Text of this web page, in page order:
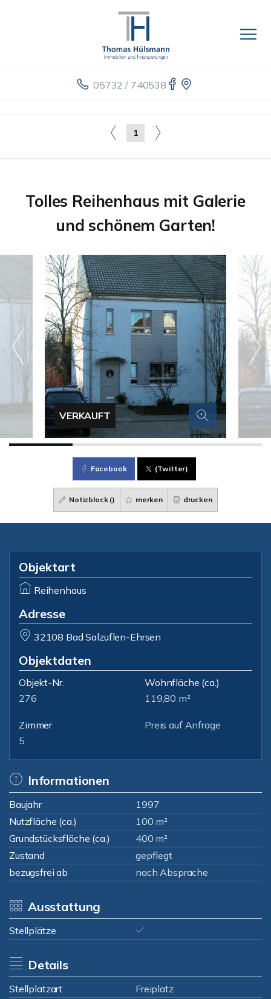
05732 / 740538
1
Tolles Reihenhaus mit Galerie
und schönem Garten!
VERKAUFT
Facebook (Twitter)
Notizblock () merken drucken
Objektart
Reihenhaus
Adresse
32108 Bad Salzuflen-Ehrsen
Objektdaten
Objekt-Nr.
276
Wohnfläche (ca.)
119,80 m²
Zimmer
5
Preis auf Anfrage
Informationen
Baujahr
1997
Nutzfläche (ca.)
100 m²
Grundstücksfläche (ca.)
400 m²
Zustand
gepflegt
bezugsfrei ab
nach Absprache
Ausstattung
Stellplätze
Details
Stellplatzart
Freiplatz